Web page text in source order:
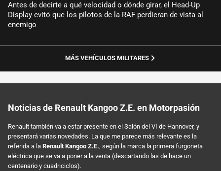
Antes de decirte a qué velocidad o dónde girar, el Head-Up
Display evitó que los pilotos de la RAF perdieran de vista al
enemigo
MÁS VEHÍCULOS MILITARES
Noticias de Renault Kangoo Z.E. en Motorpasión
Renault también va a estar presente en el Salón del VI de Hannover, y
presentará varias novedades. La que me parece más relevante es la
referida a la Renault Kangoo Z.E., según la marca la primera furgoneta
eléctrica que se va a poner a la venta (descartando las de hace un
centenario y cuadriciclos).